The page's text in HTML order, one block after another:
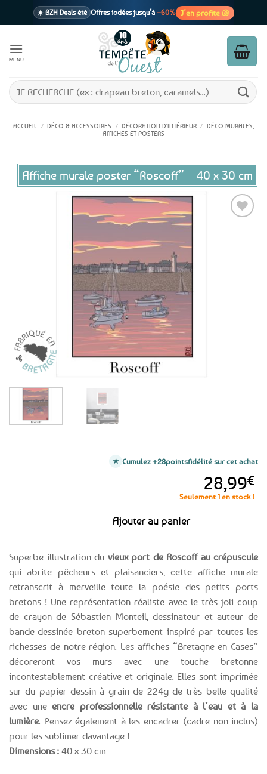
☀️ BZH Deals été Offres iodées jusqu’à –60% J’en profite 🐚
1 cadeau offertdès 39€ d’achats
En point relais dès 3,95€ seulement
MENU
Recherche
pour :
ACCUEIL / DÉCO & ACCESSOIRES / DÉCORATION D'INTÉRIEUR / DÉCO MURALES,
AFFICHES ET POSTERS
Affiche murale poster “Roscoff” – 40 x 30 cm
Superbe illustration du vieux port de Roscoff au crépuscule
qui abrite pêcheurs et plaisanciers, cette affiche murale
retranscrit à merveille toute la poésie des petits ports
bretons ! Une représentation réaliste avec le très joli coup
de crayon de Sébastien Monteil, dessinateur et auteur de
bande-dessinée breton superbement inspiré par toutes les
richesses de notre région. Les affiches “Bretagne en Cases”
décoreront vos murs avec une touche bretonne
incontestablement créative et originale. Elles sont imprimée
sur du papier dessin à grain de 224g de très belle qualité
avec uneencre professionnelle résistante à l’eau et à la
lumière. Pensez également à les encadrer (cadre non inclus)
pour les sublimer davantage !
Dimensions : 40 x 30 cm
28,99€
Seulement 1 en stock !
Ajouter au panier
Cumulez +28pointsfidélité sur cet achat